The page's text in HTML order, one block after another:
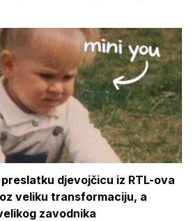
djevojčicu iz RTL-ova
veliku transformaciju, a
zavodnika